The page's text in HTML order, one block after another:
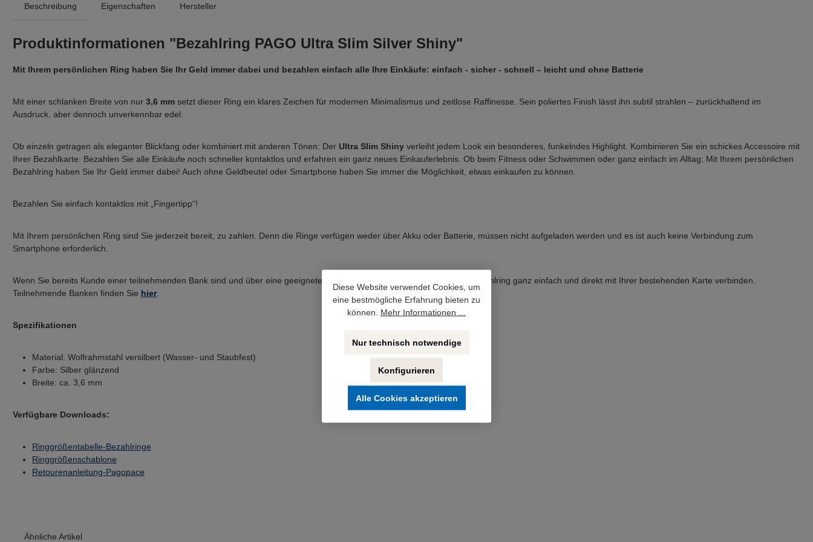
Beschreibung Eigenschaften Hersteller
Produktinformationen "Bezahlring PAGO Ultra Slim Silver Shiny"
Mit Ihrem persönlichen Ring haben Sie Ihr Geld immer dabei und bezahlen einfach alle Ihre Einkäufe: einfach - sicher - schnell – leicht und ohne Batterie
Mit einer schlanken Breite von nur 3,6 mm setzt dieser Ring ein klares Zeichen für modernen Minimalismus und zeitlose Raffinesse. Sein poliertes Finish lässt ihn subtil strahlen – zurückhaltend im
Ausdruck, aber dennoch unverkennbar edel.
Ob einzeln getragen als eleganter Blickfang oder kombiniert mit anderen Tönen: Der Ultra Slim Shiny verleiht jedem Look ein besonderes, funkelndes Highlight. Kombinieren Sie ein schickes Accessoire mit
Ihrer Bezahlkarte: Bezahlen Sie alle Einkäufe noch schneller kontaktlos und erfahren ein ganz neues Einkauferlebnis. Ob beim Fitness oder Schwimmen oder ganz einfach im Alltag: Mit Ihrem persönlichen
Bezahlring haben Sie Ihr Geld immer dabei! Auch ohne Geldbeutel oder Smartphone haben Sie immer die Möglichkeit, etwas einkaufen zu können.
Bezahlen Sie einfach kontaktlos mit „Fingertipp“!
Mit Ihrem persönlichen Ring sind Sie jederzeit bereit, zu zahlen. Denn die Ringe verfügen weder über Akku oder Batterie, müssen nicht aufgeladen werden und es ist auch keine Verbindung zum
Smartphone erforderlich.
Wenn Sie bereits Kunde einer teilnehmenden Bank sind und über eine geeignete Kreditkarte verfügen, können Sie den Bezahlring ganz einfach und direkt mit Ihrer bestehenden Karte verbinden.
Teilnehmende Banken finden Sie hier.
Spezifikationen
Material: Wolfrahmstahl versilbert (Wasser- und Staubfest)
Farbe: Silber glänzend
Breite: ca. 3,6 mm
Verfügbare Downloads:
Ringgrößentabelle-Bezahlringe
Ringgrößenschablone
Retourenanleitung-Pagopace
Ähnliche Artikel
Diese Website verwendet Cookies, um
eine bestmögliche Erfahrung bieten zu
können. Mehr Informationen ...
Nur technisch notwendige
Konfigurieren
Alle Cookies akzeptieren